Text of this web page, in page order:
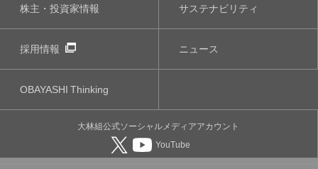
株主・投資家情報 サステナビリティ
採用情報 ニュース
OBAYASHIThinking
大林組公式ソーシャルメディアアカウント
YouTube